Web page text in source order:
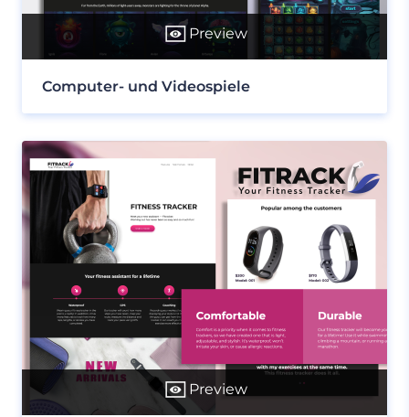
Preview
Computer- und Videospiele
Preview